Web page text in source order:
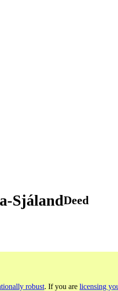
SjálandDeed
robust. If you are licensing